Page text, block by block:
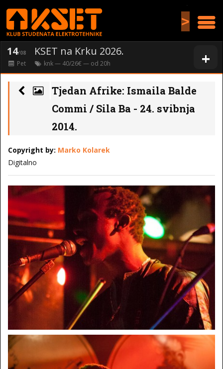
>
+
14/08 KSET na Krku 2026.
Pet knk— 40/26€ — od 20h
Tjedan Afrike: Ismaila Balde
Commi / Sila Ba - 24. svibnja
2014.
Copyright by: Marko Kolarek
Digitalno